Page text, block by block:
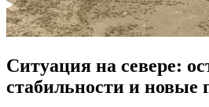
Ситуация на севере:
стабильности и новые